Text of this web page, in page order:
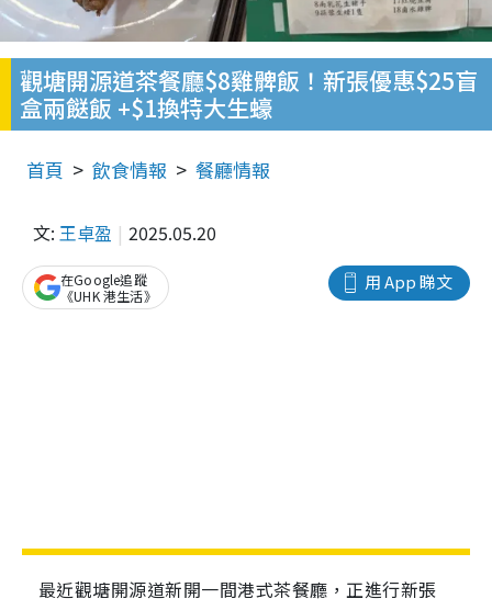
觀塘開源道茶餐廳$8雞髀飯！新張優惠$25盲
盒兩餸飯 +$1換特大生蠔
首頁 飲食情報 餐廳情報
文: 王卓盈 2025.05.20
用 App 睇文
在Google追蹤
《UHK 港生活》
最近觀塘開源道新開一間港式茶餐廳，正進行新張